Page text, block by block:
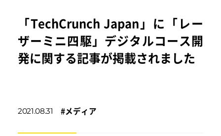
「TechCrunch Japan」に「レー
ザーミニ四駆」デジタルコース開
発に関する記事が掲載されました
2021.08.31 #メディア